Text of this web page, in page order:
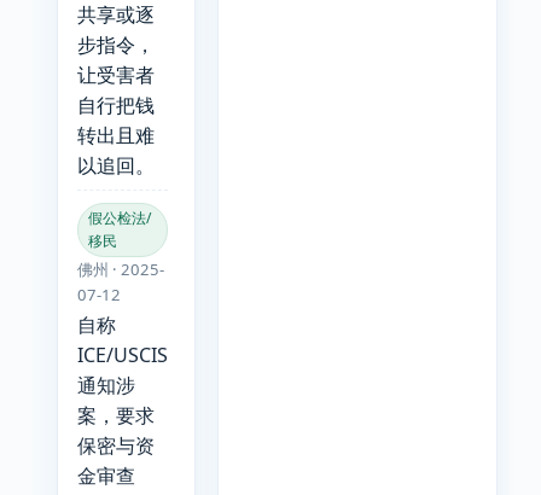
共享或逐
步指令，
让受害者
自行把钱
转出且难
以追回。
假公检法/
移民
佛州 · 2025-
07-12
自称
ICE/USCIS
通知涉
案，要求
保密与资
金审查